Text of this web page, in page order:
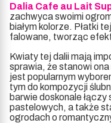
Dalia Cafe au Lait
zachwyca swoimi
białym kolorze. Płatki
falowane, tworząc
Kwiaty tej dalii mają
sprawia, że stanowi
jest popularnym
tym do kompozycji
barwie doskonale
pastelowych, a także
ogrodach o